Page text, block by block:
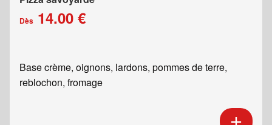
Dès 14.00 €
Base crème, oignons, lardons, pommes de terre,
reblochon, fromage